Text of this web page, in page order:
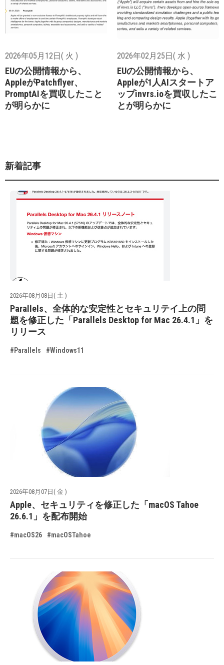
2026年05月12日( 火 )
EUの公開情報から、
AppleがPatchflyer、
PromptAIを買収したこと
が明らかに
2026年02月25日( 水 )
EUの公開情報から、
Appleが1人AIスタートア
ップinvrs.ioを買収したこ
とが明らかに
新着記事
2026年08月08日( 土 )
Parallels、全体的な安定性とセキュリテイ上の問
題を修正した「Parallels Desktop for Mac 26.4.1」を
リリース
#Parallels #Windows11
2026年08月07日( 金 )
Apple、セキュリティを修正した「macOS Tahoe
26.6.1」を配布開始
#macOS26 #macOSTahoe